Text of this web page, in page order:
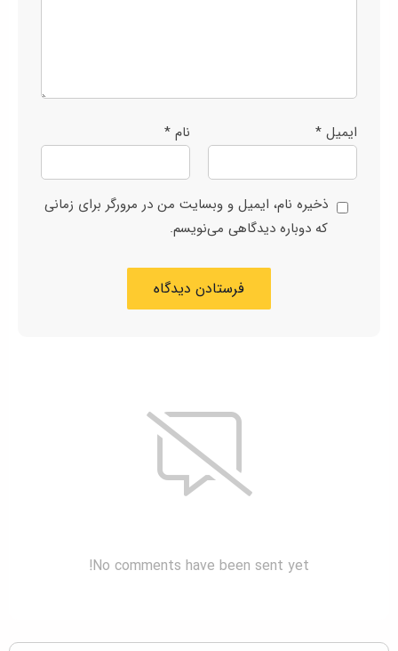
نام * ایمیل *
ذخیره نام، ایمیل و وبسایت من در مرورگر برای زمانی
که دوباره دیدگاهی می‌نویسم.
No comments have been sent yet!